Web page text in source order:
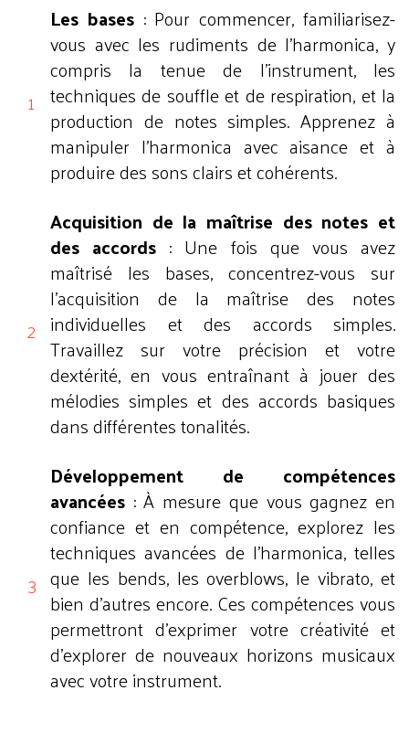
Les bases: Pour commencer, familiarisez-
vous avec les rudiments de l'harmonica, y
compris la tenue de l'instrument, les
techniques de souffle et de respiration, et la
production de notes simples. Apprenez à
manipuler l'harmonica avec aisance et à
produire des sons clairs et cohérents.
Acquisition de la maîtrise des notes et
des accords : Une fois que vous avez
maîtrisé les bases, concentrez-vous sur
l'acquisition de la maîtrise des notes
individuelles et des accords simples.
Travaillez sur votre précision et votre
dextérité, en vous entraînant à jouer des
mélodies simples et des accords basiques
dans différentes tonalités.
Développement de compétences
avancées : À mesure que vous gagnez en
confiance et en compétence, explorez les
techniques avancées de l'harmonica, telles
que les bends, les overblows, le vibrato, et
bien d'autres encore. Ces compétences vous
permettront d'exprimer votre créativité et
d'explorer de nouveaux horizons musicaux
avec votre instrument.